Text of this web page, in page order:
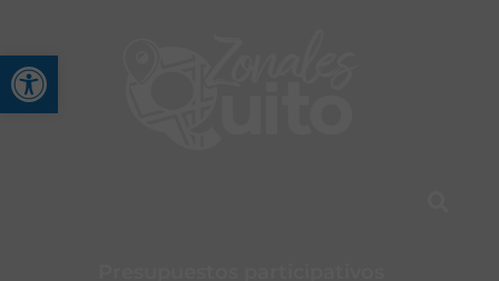
Abrir barra de